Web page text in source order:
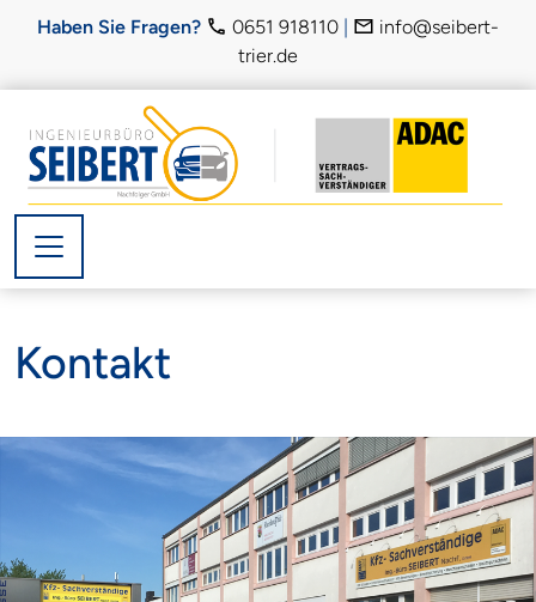
Haben Sie Fragen? 0651 918110
info@seibert-
trier.de
Kontakt